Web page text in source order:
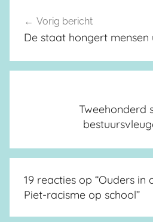
Berichtnavigatie
Vorig bericht
De staat hongert mensen
Tweehonderd
19 reacties op “Ouders in
Piet-racisme op school”